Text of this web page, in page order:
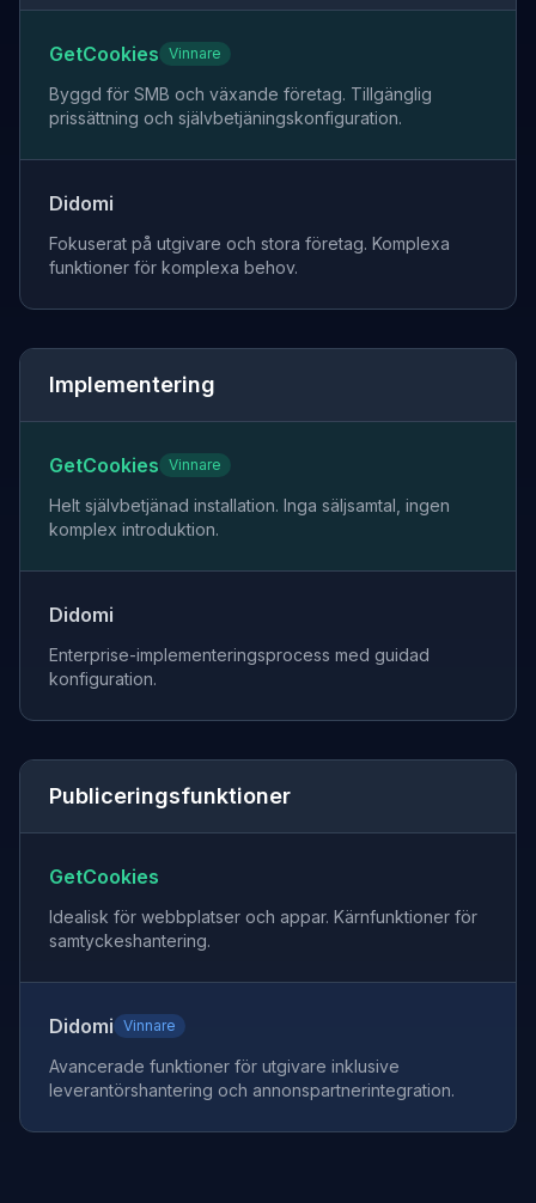
GetCookies Vinnare
Byggd för SMB och växande företag. Tillgänglig
prissättning och självbetjäningskonfiguration.
Didomi
Fokuserat på utgivare och stora företag. Komplexa
funktioner för komplexa behov.
Implementering
GetCookies Vinnare
Helt självbetjänad installation. Inga säljsamtal, ingen
komplex introduktion.
Didomi
Enterprise-implementeringsprocess med guidad
konfiguration.
Publiceringsfunktioner
GetCookies
Idealisk för webbplatser och appar. Kärnfunktioner för
samtyckeshantering.
Didomi Vinnare
Avancerade funktioner för utgivare inklusive
leverantörshantering och annonspartnerintegration.